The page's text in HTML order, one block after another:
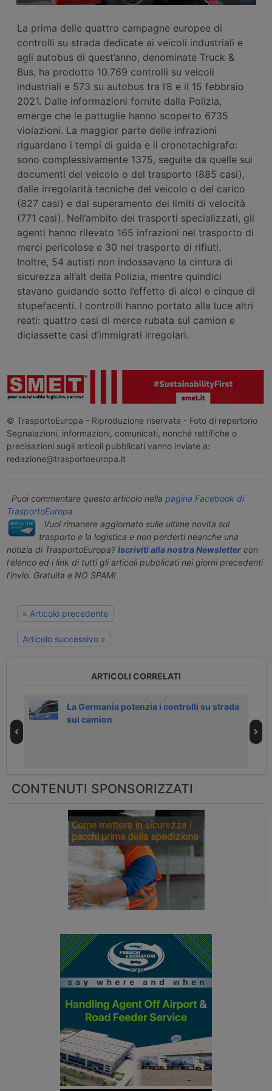
La prima delle quattro campagne europee di
controlli su strada dedicate ai veicoli industriali e
agli autobus di quest’anno, denominate Truck &
Bus, ha prodotto 10.769 controlli su veicoli
industriali e 573 su autobus tra l’8 e il 15 febbraio
2021. Dalle informazioni fornite dalla Polizia,
emerge che le pattuglie hanno scoperto 6735
violazioni. La maggior parte delle infrazioni
riguardano i tempi di guida e il cronotachigrafo:
sono complessivamente 1375, seguite da quelle sui
documenti del veicolo o del trasporto (885 casi),
dalle irregolarità tecniche del veicolo o del carico
(827 casi) e dal superamento dei limiti di velocità
(771 casi). Nell’ambito dei trasporti specializzati, gli
agenti hanno rilevato 165 infrazioni nel trasporto di
merci pericolose e 30 nel trasporto di rifiuti.
Inoltre, 54 autisti non indossavano la cintura di
sicurezza all’alt della Polizia, mentre quindici
stavano guidando sotto l’effetto di alcol e cinque di
stupefacenti. I controlli hanno portato alla luce altri
reati: quattro casi di merce rubata sul camion e
diciassette casi d’immigrati irregolari.
© TrasportoEuropa - Riproduzione riservata - Foto di repertorio
Segnalazioni, informazioni, comunicati, nonché rettifiche o
precisazioni sugli articoli pubblicati vanno inviate a:
redazione@trasportoeuropa.it
Puoi commentare questo articolo nella pagina Facebook di
TrasportoEuropa
Vuoi rimanere aggiornato sulle ultime novità sul
trasporto e la logistica e non perderti neanche una
notizia di TrasportoEuropa? Iscriviti alla nostra Newslettercon
l'elenco ed i link di tutti gli articoli pubblicati nei giorni precedenti
l'invio. Gratuita e NO SPAM!
« Articolo precedente
Articolo successivo »
ARTICOLI CORRELATI
La Germania potenzia i controlli su strada
sui camion
CONTENUTI SPONSORIZZATI
Come mettere in sicurezza i
pacchi prima della spedizione